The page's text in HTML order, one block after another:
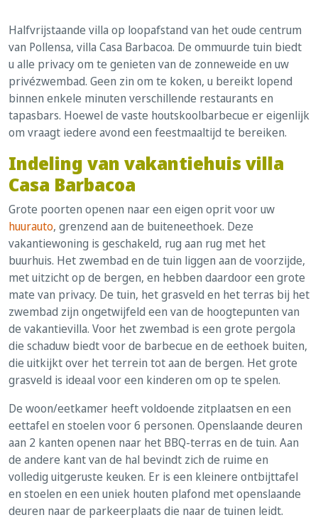
Halfvrijstaande villa op loopafstand van het oude centrum
van Pollensa, villa Casa Barbacoa. De ommuurde tuin biedt
u alle privacy om te genieten van de zonneweide en uw
privézwembad. Geen zin om te koken, u bereikt lopend
binnen enkele minuten verschillende restaurants en
tapasbars. Hoewel de vaste houtskoolbarbecue er eigenlijk
om vraagt iedere avond een feestmaaltijd te bereiken.
Indeling van vakantiehuis villa
Casa Barbacoa
Grote poorten openen naar een eigen oprit voor uw
huurauto, grenzend aan de buiteneethoek. Deze
vakantiewoning is geschakeld, rug aan rug met het
buurhuis. Het zwembad en de tuin liggen aan de voorzijde,
met uitzicht op de bergen, en hebben daardoor een grote
mate van privacy. De tuin, het grasveld en het terras bij het
zwembad zijn ongetwijfeld een van de hoogtepunten van
de vakantievilla. Voor het zwembad is een grote pergola
die schaduw biedt voor de barbecue en de eethoek buiten,
die uitkijkt over het terrein tot aan de bergen. Het grote
grasveld is ideaal voor een kinderen om op te spelen.
De woon/eetkamer heeft voldoende zitplaatsen en een
eettafel en stoelen voor 6 personen. Openslaande deuren
aan 2 kanten openen naar het BBQ-terras en de tuin. Aan
de andere kant van de hal bevindt zich de ruime en
volledig uitgeruste keuken. Er is een kleinere ontbijttafel
en stoelen en een uniek houten plafond met openslaande
deuren naar de parkeerplaats die naar de tuinen leidt.